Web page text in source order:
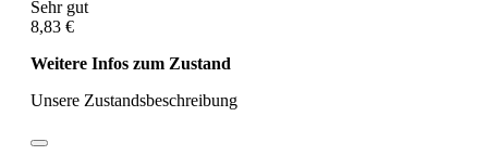
Sehr gut
8,83 €
Weitere Infos zum Zustand
Unsere Zustandsbeschreibung